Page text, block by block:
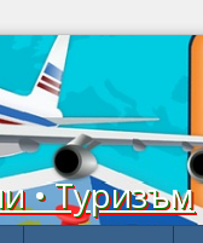
• Туризъм